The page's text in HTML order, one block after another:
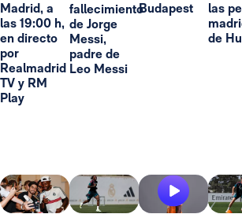
Madrid, a
las 19:00 h,
en directo
por
Realmadrid
TV y RM
Play
fallecimiento
de Jorge
Messi,
padre de
Leo Messi
Budapest
las
de